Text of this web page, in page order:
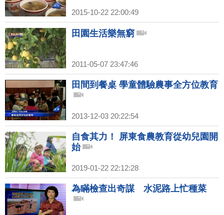
2015-10-22 22:00:49
田園生活樂無窮
2011-05-07 23:47:46
田間到餐桌 學童體驗農事全方位教育
2013-12-03 20:22:54
自食其力！ 屏東食農教育從幼兒園開
始
2019-01-22 22:12:28
為瞞檢查出奇謀 水泥路上忙種菜